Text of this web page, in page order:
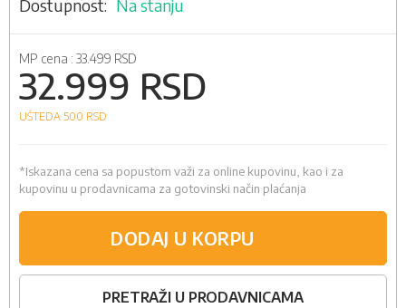
Na stanju
MP cena : 33.499 RSD
32.999 RSD
UŠTEDA 500 RSD
*Iskazana cena sa popustom važi za online kupovinu, kao i za
kupovinu u prodavnicama za gotovinski način plaćanja
DODAJ U KORPU
PRETRAŽI U PRODAVNICAMA